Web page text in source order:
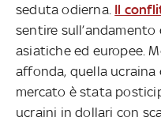
seduta odierna. Il
sentire sull’andamento
asiatiche ed europee.
affonda, quella ucraina
mercato è stata
ucraini in dollari con